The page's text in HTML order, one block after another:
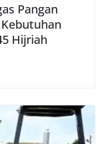
Pangan
Hijriah